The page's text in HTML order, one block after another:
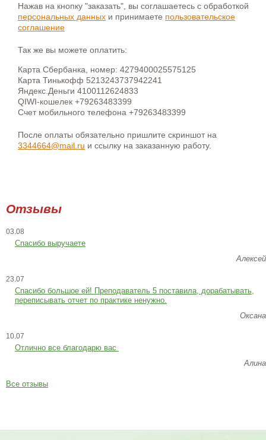
Нажав на кнопку "заказать", вы соглашаетесь с обработкой
персональных данных и принимаете пользовательское
соглашение
Так же вы можете оплатить:
Карта Сбербанка, номер: 4279400025575125
Карта Тинькофф 5213243737942241
Яндекс.Деньги 4100112624833
QIWI-кошелек +79263483399
Счет мобильного телефона +79263483399
После оплаты обязательно пришлите скриншот на
3344664@mail.ru и ссылку на заказанную работу.
Отзывы
03.08
Спасибо выручаете
Алексей
23.07
Cпасибо большое ей! Преподаватель 5 поставила, дорабатывать,
переписывать отчет по практике ненужно.
Оксана
10.07
Отлично все благодарю вас
Алина
Все отзывы